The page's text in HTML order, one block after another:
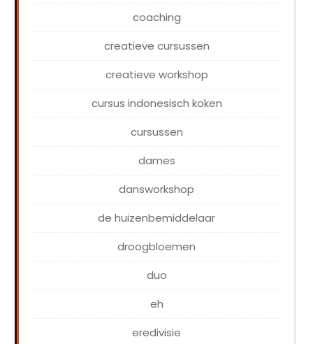
coaching
creatieve cursussen
creatieve workshop
cursus indonesisch koken
cursussen
dames
dansworkshop
de huizenbemiddelaar
droogbloemen
duo
eh
eredivisie